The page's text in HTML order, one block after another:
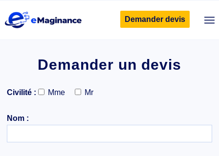
Demander devis
Demander un devis
Civilité : Mme Mr
Nom :